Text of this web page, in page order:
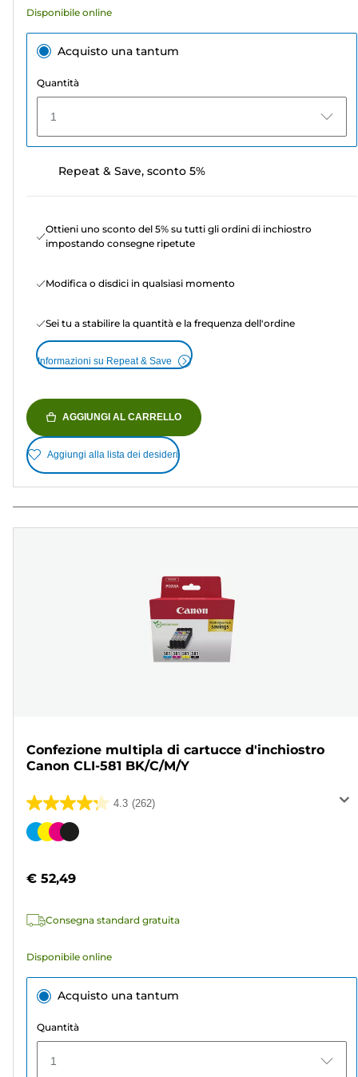
Disponibile online
Acquisto una tantum
Quantità
1
Repeat & Save, sconto 5%
Ottieni uno sconto del 5% su tutti gli ordini di inchiostro
impostando consegne ripetute
Modifica o disdici in qualsiasi momento
Sei tu a stabilire la quantità e la frequenza dell'ordine
Informazioni su Repeat & Save
AGGIUNGI AL CARRELLO
Aggiungi alla lista dei desideri
Confezione multipla di cartucce d'inchiostro
Canon CLI-581 BK/C/M/Y
4.3 (262)
4.3
su
262
Cartuccia
€ 52,49
Consegna standard gratuita
Disponibile online
Acquisto una tantum
Quantità
1